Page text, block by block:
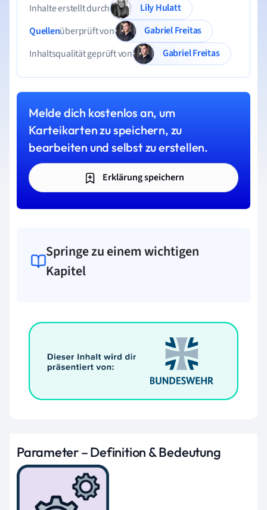
Inhalte erstellt durch
Lily Hulatt
Quellenüberprüft von
Gabriel Freitas
Inhaltsqualität geprüft von
Gabriel Freitas
Melde dich kostenlos an, um
Karteikarten zu speichern, zu
bearbeiten und selbst zu erstellen.
Erklärung speichern
Springe zu einem wichtigen
Kapitel
Parameter – Definition & Bedeutung